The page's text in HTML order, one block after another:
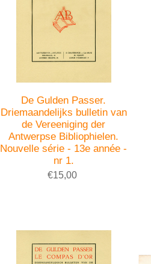
De Gulden Passer.
Driemaandelijks bulletin van
de Vereeniging der
Antwerpse Bibliophielen.
Nouvelle série - 13e année -
nr 1.
€15,00